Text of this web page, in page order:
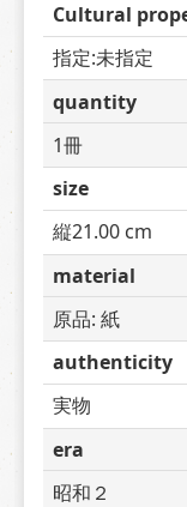
Cultural
指定:未指定
quantity
1冊
size
縦21.00 cm
material
原品: 紙
authenticity
実物
era
昭和２